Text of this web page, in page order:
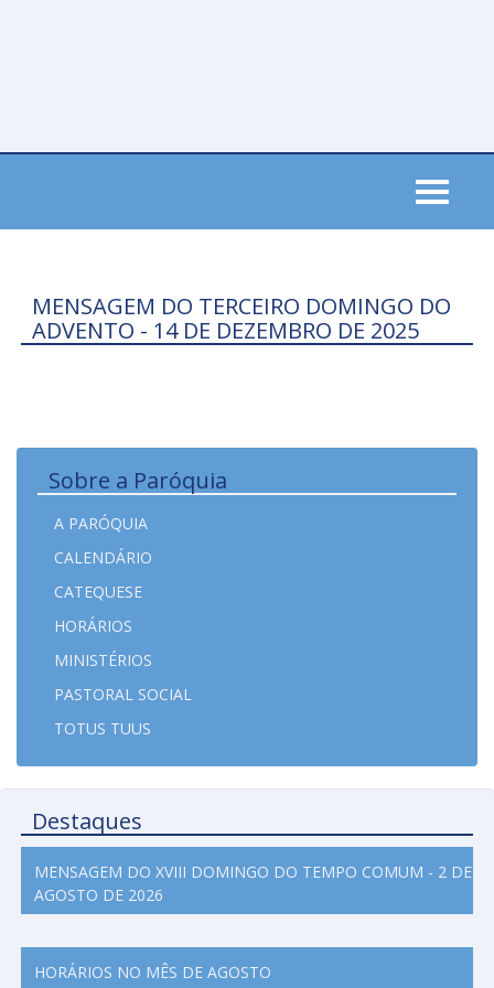
Toggle
MENSAGEM DO TERCEIRO DOMINGO DO
ADVENTO - 14 DE DEZEMBRO DE 2025
Sobre a Paróquia
A PARÓQUIA
CALENDÁRIO
CATEQUESE
HORÁRIOS
MINISTÉRIOS
PASTORAL SOCIAL
TOTUS TUUS
Destaques
MENSAGEM DO XVIII DOMINGO DO TEMPO COMUM - 2 DE
AGOSTO DE 2026
HORÁRIOS NO MÊS DE AGOSTO